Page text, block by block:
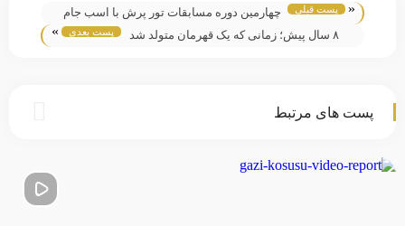
« پست قبلی
چهارمین دوره مسابقات تور پرش با اسب جام
آلفا ۱۴۰۴
۸ سال پیش؛ زمانی که یک قهرمان متولد شد پست بعدی »
پست های مرتبط